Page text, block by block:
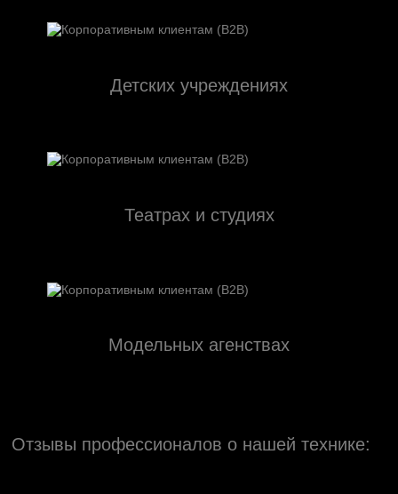
Детских учреждениях
Театрах и студиях
Модельных агенствах
Отзывы профессионалов о нашей технике: